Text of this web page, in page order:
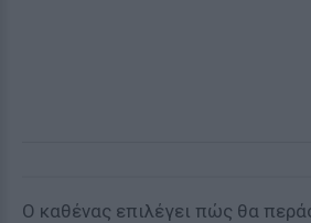
Ο καθένας επιλέγει πώς θα